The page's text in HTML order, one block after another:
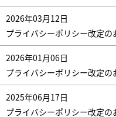
2026年03月12日
プライバシーポリシー改定の
2026年01月06日
プライバシーポリシー改定の
2025年06月17日
プライバシーポリシー改定の